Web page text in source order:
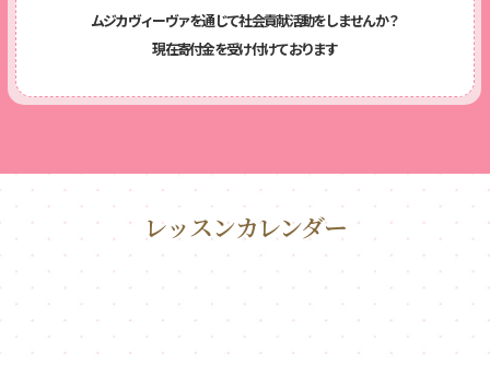
ムジカヴィーヴァを通じて社会貢献活動をしませんか？
現在寄付金を受け付けております
レッスンカレンダー